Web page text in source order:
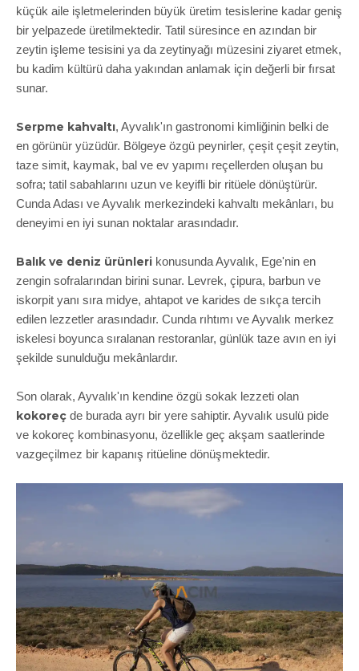
küçük aile işletmelerinden büyük üretim tesislerine kadar geniş
bir yelpazede üretilmektedir. Tatil süresince en azından bir
zeytin işleme tesisini ya da zeytinyağı müzesini ziyaret etmek,
bu kadim kültürü daha yakından anlamak için değerli bir fırsat
sunar.
Serpme kahvaltı, Ayvalık'ın gastronomi kimliğinin belki de
en görünür yüzüdür. Bölgeye özgü peynirler, çeşit çeşit zeytin,
taze simit, kaymak, bal ve ev yapımı reçellerden oluşan bu
sofra; tatil sabahlarını uzun ve keyifli bir ritüele dönüştürür.
Cunda Adası ve Ayvalık merkezindeki kahvaltı mekânları, bu
deneyimi en iyi sunan noktalar arasındadır.
Balık ve deniz ürünleri konusunda Ayvalık, Ege'nin en
zengin sofralarından birini sunar. Levrek, çipura, barbun ve
iskorpit yanı sıra midye, ahtapot ve karides de sıkça tercih
edilen lezzetler arasındadır. Cunda rıhtımı ve Ayvalık merkez
iskelesi boyunca sıralanan restoranlar, günlük taze avın en iyi
şekilde sunulduğu mekânlardır.
Son olarak, Ayvalık'ın kendine özgü sokak lezzeti olan
kokoreç de burada ayrı bir yere sahiptir. Ayvalık usulü pide
ve kokoreç kombinasyonu, özellikle geç akşam saatlerinde
vazgeçilmez bir kapanış ritüeline dönüşmektedir.